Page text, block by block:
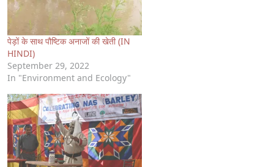
पेड़ों के साथ पौष्टिक अनाजों की खेती (IN
HINDI)
September 29, 2022
In "Environment and Ecology"